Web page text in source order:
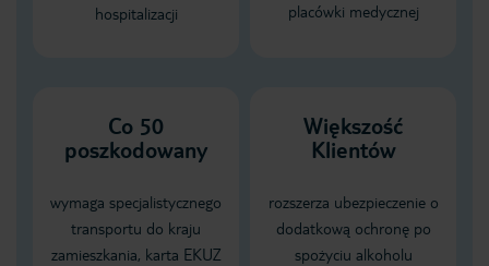
hospitalizacji
placówki medycznej
Co 50
poszkodowany
wymaga specjalistycznego
transportu do kraju
zamieszkania, karta EKUZ
Większość
Klientów
rozszerza ubezpieczenie o
dodatkową ochronę po
spożyciu alkoholu